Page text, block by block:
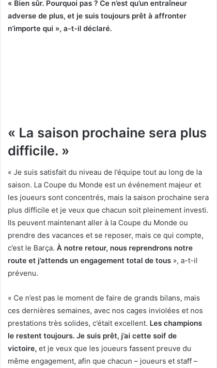
« Bien sûr. Pourquoi pas ? Ce n’est qu’un entraîneur
adverse de plus, et je suis toujours prêt à affronter
n’importe qui », a-t-il déclaré.
« La saison prochaine sera plus
difficile. »
« Je suis satisfait du niveau de l’équipe tout au long de la
saison. La Coupe du Monde est un événement majeur et
les joueurs sont concentrés, mais la saison prochaine sera
plus difficile et je veux que chacun soit pleinement investi.
Ils peuvent maintenant aller à la Coupe du Monde ou
prendre des vacances et se reposer, mais ce qui compte,
c’est le Barça. À notre retour, nous reprendrons notre
route et j’attends un engagement total de tous », a-t-il
prévenu.
« Ce n’est pas le moment de faire de grands bilans, mais
ces dernières semaines, avec nos cages inviolées et nos
prestations très solides, c’était excellent. Les champions
le restent toujours. Je suis prêt, j’ai cette soif de
victoire, et je veux que les joueurs fassent preuve du
même engagement, afin que chacun – joueurs et staff –